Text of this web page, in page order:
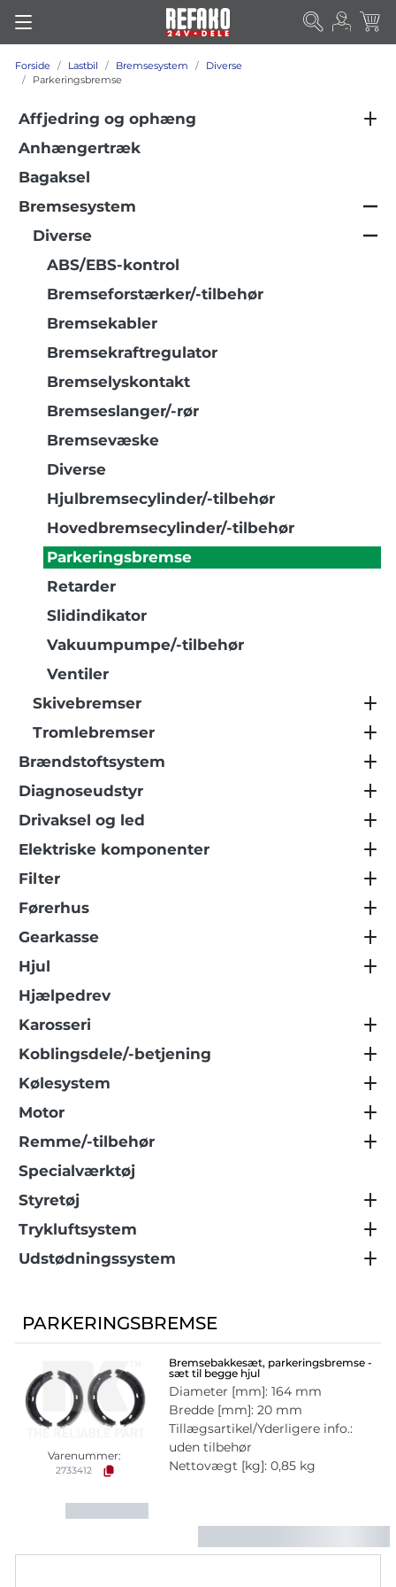
Forside Lastbil Bremsesystem
Diverse
Parkeringsbremse
Affjedring og ophæng
Anhængertræk
Bagaksel
Bremsesystem
Diverse
ABS/EBS-kontrol
Bremseforstærker/-tilbehør
Bremsekabler
Bremsekraftregulator
Bremselyskontakt
Bremseslanger/-rør
Bremsevæske
Diverse
Hjulbremsecylinder/-tilbehør
Hovedbremsecylinder/-tilbehør
Parkeringsbremse
Retarder
Slidindikator
Vakuumpumpe/-tilbehør
Ventiler
Skivebremser
Tromlebremser
Brændstoftsystem
Diagnoseudstyr
Drivaksel og led
Elektriske komponenter
Filter
Førerhus
Gearkasse
Hjul
Hjælpedrev
Karosseri
Koblingsdele/-betjening
Kølesystem
Motor
Remme/-tilbehør
Specialværktøj
Styretøj
Trykluftsystem
Udstødningssystem
PARKERINGSBREMSE
Varenummer:
2733412
Bremsebakkesæt, parkeringsbremse -
sæt til begge hjul
Diameter [mm]: 164 mm
Bredde [mm]: 20 mm
Tillægsartikel/Yderligere info.:
uden tilbehør
Nettovægt [kg]: 0,85 kg